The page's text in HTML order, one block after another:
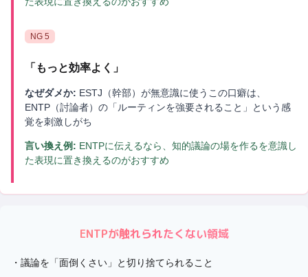
NG 5
「 もっと効率よく 」
なぜダメか: ESTJ（幹部）が無意識に使うこの口癖は、
ENTP（討論者）の「ルーティンを強要されること」という感
覚を刺激しがち
言い換え例: ENTPに伝えるなら、知的議論の場を作るを意識し
た表現に置き換えるのがおすすめ
ENTPが触れられたくない領域
・ 議論を「面倒くさい」と切り捨てられること